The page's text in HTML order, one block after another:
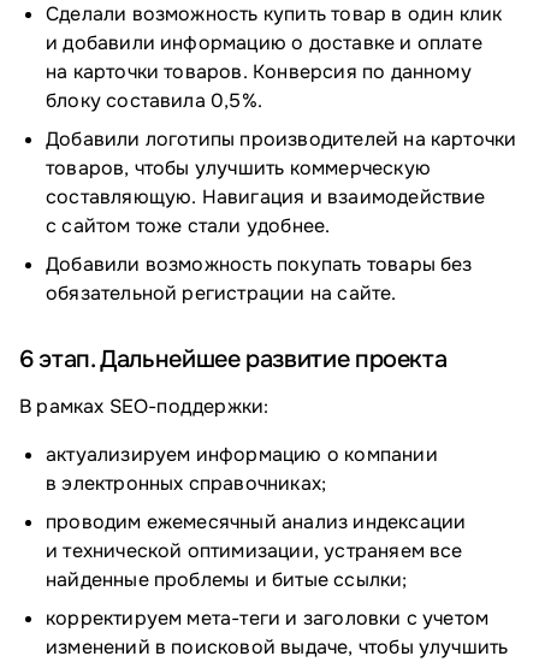
Сделали возможность купить товар в один клик
и добавили информацию о доставке и оплате
на карточки товаров. Конверсия по данному
блоку составила 0,5%.
Добавили логотипы производителей на карточки
товаров, чтобы улучшить коммерческую
составляющую. Навигация и взаимодействие
с сайтом тоже стали удобнее.
Добавили возможность покупать товары без
обязательной регистрации на сайте.
6 этап. Дальнейшее развитие проекта
В рамках SEO-поддержки:
актуализируем информацию о компании
в электронных справочниках;
проводим ежемесячный анализ индексации
и технической оптимизации, устраняем все
найденные проблемы и битые ссылки;
корректируем мета-теги и заголовки с учетом
изменений в поисковой выдаче, чтобы улучшить